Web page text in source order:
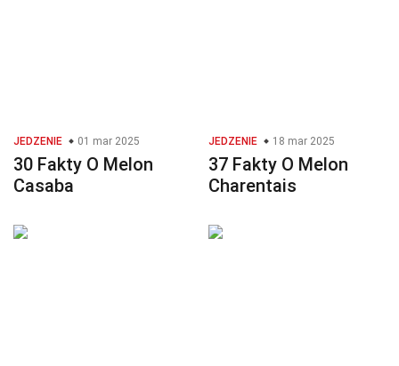
JEDZENIE 01 mar 2025
30 Fakty O Melon
Casaba
JEDZENIE 18 mar 2025
37 Fakty O Melon
Charentais